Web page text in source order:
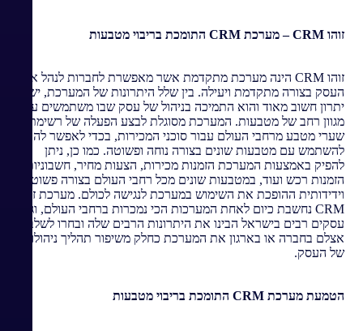
זוהו CRM– מערכת CRM התומכת בריבוי מטבעות
זוהו CRM הינה מערכת מתקדמת אשר מאפשרת לחברות לנהל את
העסק בצורה מתקדמת ויעילה. בין שלל היתרונות של המערכת, ישנו
יתרון חשוב מאוד והוא התמיכה בניהול של עסק שבו משתמשים עם
מגוון רחב של מטבעות. המערכת מסוגלת לבצע הפעלה של רשימת
שערי מטבע מרחבי העולם עבור סוכני המכירות, בכדי לאפשר להם
להשתמש עם מטבעות שונים בצורה נוחה ופשוטה. כמו כן, ניתן
להפיק באמצעות המערכת הזמנות מכירות, הצעות מחיר, חשבוניות,
הזמנות רכש ועוד, במטבעות שונים מכל רחבי העולם בצורה פשוטה
וידידותית ההופכת את השימוש במערכת לנגישה לכולם. מערכת זוהו
CRM נחשבת כיום לאחת המערכות הכי נמכרות ברחבי העולם, וגם
עסקים רבים בישראל הבינו את היתרונות הרבים שלה ובחרו לשלב
אצלם בחברה או בארגון את המערכת כחלק משיפור תהליך ניהולו
של העסק.
הטמעת מערכת CRM התומכת בריבוי מטבעות